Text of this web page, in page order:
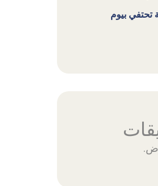
تحتفي بيوم